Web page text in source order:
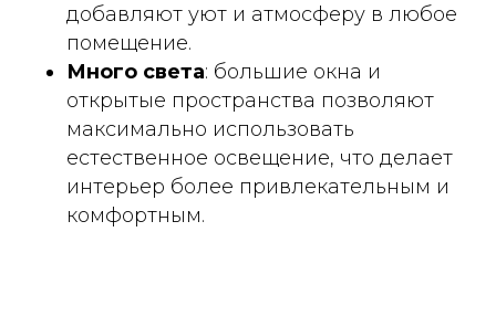
добавляют уют и атмосферу в любое
помещение.
Много света: большие окна и
открытые пространства позволяют
максимально использовать
естественное освещение, что делает
интерьер более привлекательным и
комфортным.